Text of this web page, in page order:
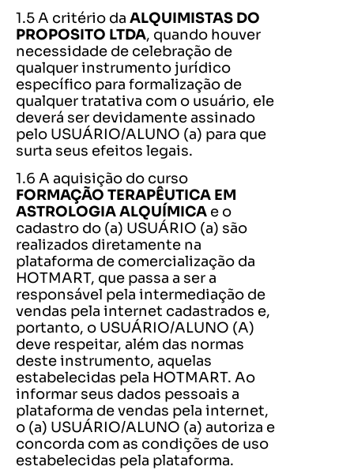
1.5 A critério da ALQUIMISTAS DO
PROPOSITO LTDA, quando houver
necessidade de celebração de
qualquer instrumento jurídico
específico para formalização de
qualquer tratativa com o usuário, ele
deverá ser devidamente assinado
pelo USUÁRIO/ALUNO (a) para que
surta seus efeitos legais.
1.6 A aquisição do curso
FORMAÇÃO TERAPÊUTICA EM
ASTROLOGIA ALQUÍMICA e o
cadastro do (a) USUÁRIO (a) são
realizados diretamente na
plataforma de comercialização da
HOTMART, que passa a ser a
responsável pela intermediação de
vendas pela internet cadastrados e,
portanto, o USUÁRIO/ALUNO (A)
deve respeitar, além das normas
deste instrumento, aquelas
estabelecidas pela HOTMART. Ao
informar seus dados pessoais a
plataforma de vendas pela internet,
o (a) USUÁRIO/ALUNO (a) autoriza e
concorda com as condições de uso
estabelecidas pela plataforma.